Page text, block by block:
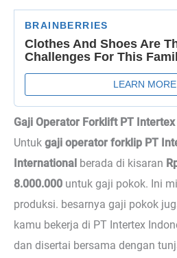
Gaji Operator Forklift PT
Untuk gaji operator forklip PT
International berada di kisaran
8.000.000 untuk gaji pokok. Ini
produksi. besarnya gaji pokok
kamu bekerja di PT Intertex
dan disertai bersama dengan